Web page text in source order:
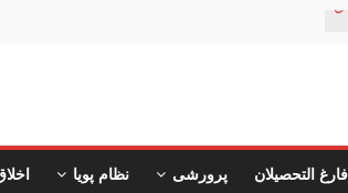
فارغ التحصیلان پرورشی نظام پویا